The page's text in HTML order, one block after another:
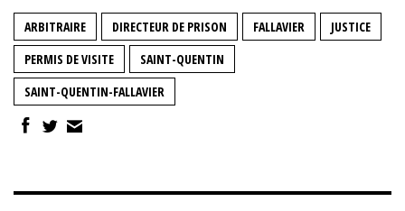
ARBITRAIRE DIRECTEUR DE PRISON FALLAVIER
JUSTICE
PERMIS DE VISITE
SAINT-QUENTIN
SAINT-QUENTIN-FALLAVIER